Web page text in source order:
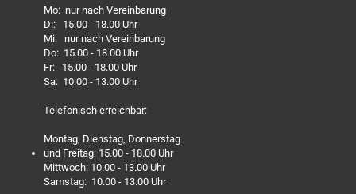
Mo: nur nach Vereinbarung
Di: 15.00 - 18.00 Uhr
Mi: nur nach Vereinbarung
Do: 15.00 - 18.00 Uhr
Fr: 15.00 - 18.00 Uhr
Sa: 10.00 - 13.00 Uhr
Telefonisch erreichbar:
Montag, Dienstag, Donnerstag
und Freitag: 15.00 - 18.00 Uhr
Mittwoch: 10.00 - 13.00 Uhr
Samstag: 10.00 - 13.00 Uhr